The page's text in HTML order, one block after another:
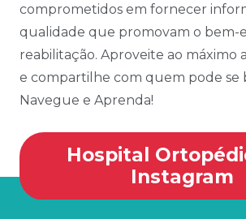
comprometidos em fornecer
qualidade que promovam o bem-
reabilitação. Aproveite ao máximo
e compartilhe com quem pode se
Navegue e Aprenda!
Hospital
Instagram